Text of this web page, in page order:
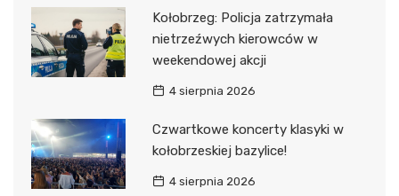
Kołobrzeg: Policja zatrzymała
nietrzeźwych kierowców w
weekendowej akcji
4 sierpnia 2026
Czwartkowe koncerty klasyki w
kołobrzeskiej bazylice!
4 sierpnia 2026